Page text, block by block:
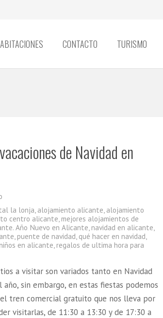
CONTACTO TURISMO
de Navidad en
la lonja, alojamiento alicante, alojamiento
centro alicante, mejores alojamientos de
Año Nuevo en Alicante, navidad en alicante,
, puente de navidad, qué hacer en navidad,
en alicante, regalos de ultima hora para
a visitar son variados tanto en Navidad
sin embargo, en estas fiestas podemos
tren comercial gratuito que nos lleva por
visitarlas, de 11:30 a 13:30 y de 17:30 a